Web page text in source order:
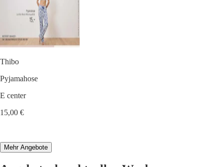
Thibo
Pyjamahose
E center
15,00 €
Mehr Angebote